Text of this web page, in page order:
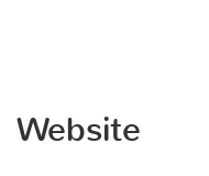
Website